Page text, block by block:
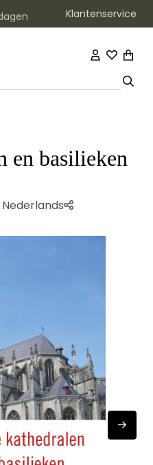
Klantenservice
en basilieken
Nederlands